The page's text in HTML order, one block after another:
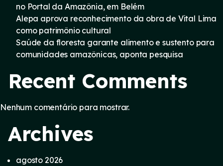
no Portal da Amazônia, em Belém
Alepa aprova reconhecimento da obra de Vital Lima
como patrimônio cultural
Saúde da floresta garante alimento e sustento para
comunidades amazônicas, aponta pesquisa
Recent Comments
Nenhum comentário para mostrar.
Archives
agosto 2026